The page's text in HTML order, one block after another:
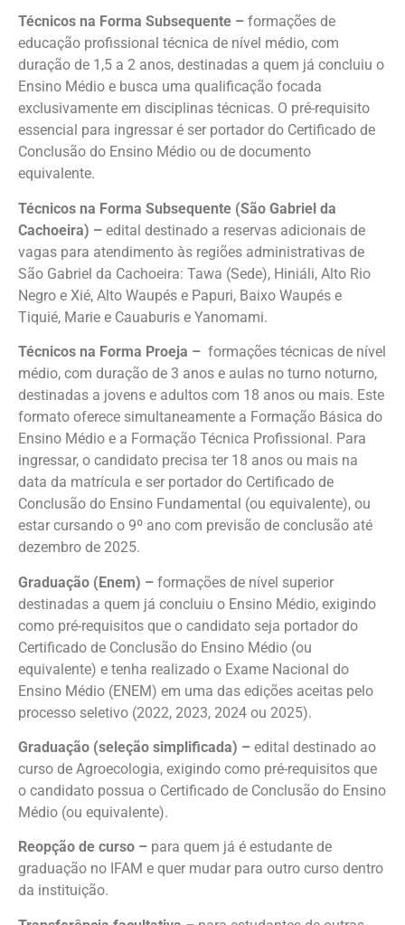
Técnicos na Forma Subsequente – formações de
educação profissional técnica de nível médio, com
duração de 1,5 a 2 anos, destinadas a quem já concluiu o
Ensino Médio e busca uma qualificação focada
exclusivamente em disciplinas técnicas. O pré-requisito
essencial para ingressar é ser portador do Certificado de
Conclusão do Ensino Médio ou de documento
equivalente.
Técnicos na Forma Subsequente (São Gabriel da
Cachoeira) – edital destinado a reservas adicionais de
vagas para atendimento às regiões administrativas de
São Gabriel da Cachoeira: Tawa (Sede), Hiniáli, Alto Rio
Negro e Xié, Alto Waupés e Papuri, Baixo Waupés e
Tiquié, Marie e Cauaburis e Yanomami.
Técnicos na Forma Proeja – formações técnicas de nível
médio, com duração de 3 anos e aulas no turno noturno,
destinadas a jovens e adultos com 18 anos ou mais. Este
formato oferece simultaneamente a Formação Básica do
Ensino Médio e a Formação Técnica Profissional. Para
ingressar, o candidato precisa ter 18 anos ou mais na
data da matrícula e ser portador do Certificado de
Conclusão do Ensino Fundamental (ou equivalente), ou
estar cursando o 9º ano com previsão de conclusão até
dezembro de 2025.
Graduação (Enem) – formações de nível superior
destinadas a quem já concluiu o Ensino Médio, exigindo
como pré-requisitos que o candidato seja portador do
Certificado de Conclusão do Ensino Médio (ou
equivalente) e tenha realizado o Exame Nacional do
Ensino Médio (ENEM) em uma das edições aceitas pelo
processo seletivo (2022, 2023, 2024 ou 2025).
Graduação (seleção simplificada) – edital destinado ao
curso de Agroecologia, exigindo como pré-requisitos que
o candidato possua o Certificado de Conclusão do Ensino
Médio (ou equivalente).
Reopção de curso – para quem já é estudante de
graduação no IFAM e quer mudar para outro curso dentro
da instituição.